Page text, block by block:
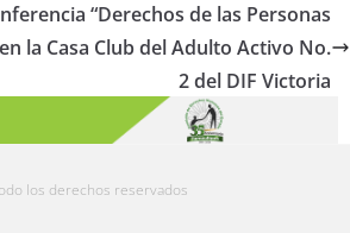
“Derechos de las Personas
la Casa Club del Adulto Activo No.
2 del DIF Victoria
los derechos reservados